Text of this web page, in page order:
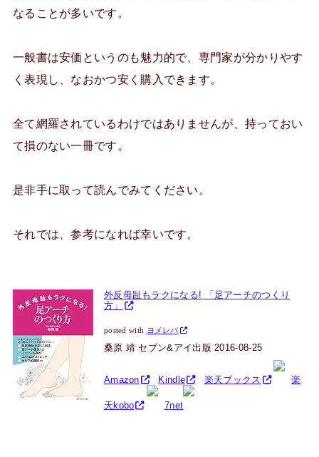
なることが多いです。
一般書は安価というのも魅力的で、専門家が分かりやす
く表現し、なおかつ安く購入できます。
全て網羅されているわけではありませんが、持っておい
て損のない一冊です。
是非手に取って読んでみてください。
それでは、参考になれば幸いです。
外反母趾もラクになる! 「足アーチのつくり
方」
posted with ヨメレバ
桑原 靖 セブン&アイ出版 2016-08-25
Amazon Kindle 楽天ブックス 楽
天kobo 7net